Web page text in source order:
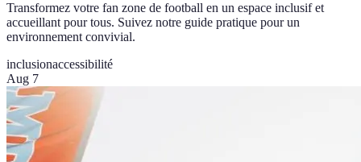
Transformez votre fan zone de football en un espace inclusif et
accueillant pour tous. Suivez notre guide pratique pour un
environnement convivial.
inclusionaccessibilité
Aug 7